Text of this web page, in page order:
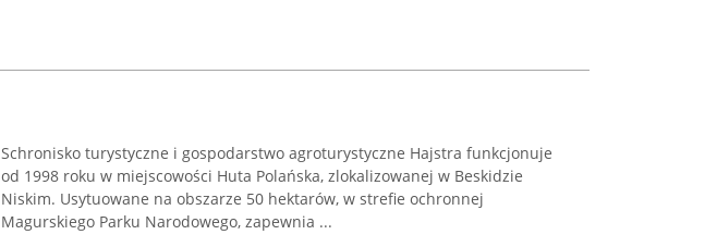
Schronisko turystyczne i gospodarstwo agroturystyczne Hajstra funkcjonuje
od 1998 roku w miejscowości Huta Polańska, zlokalizowanej w Beskidzie
Niskim. Usytuowane na obszarze 50 hektarów, w strefie ochronnej
Magurskiego Parku Narodowego, zapewnia ...